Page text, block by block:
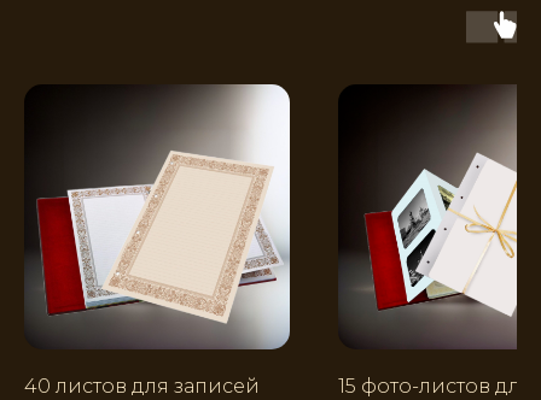
40 листов для записей 15 фото-листов для